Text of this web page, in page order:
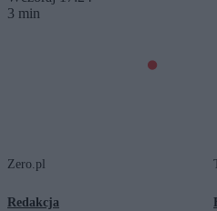
3 min
Zero.pl
Redakcja